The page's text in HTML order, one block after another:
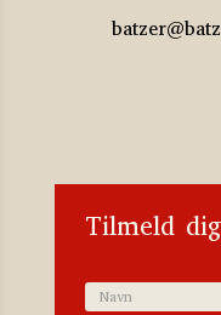
Tilmeld